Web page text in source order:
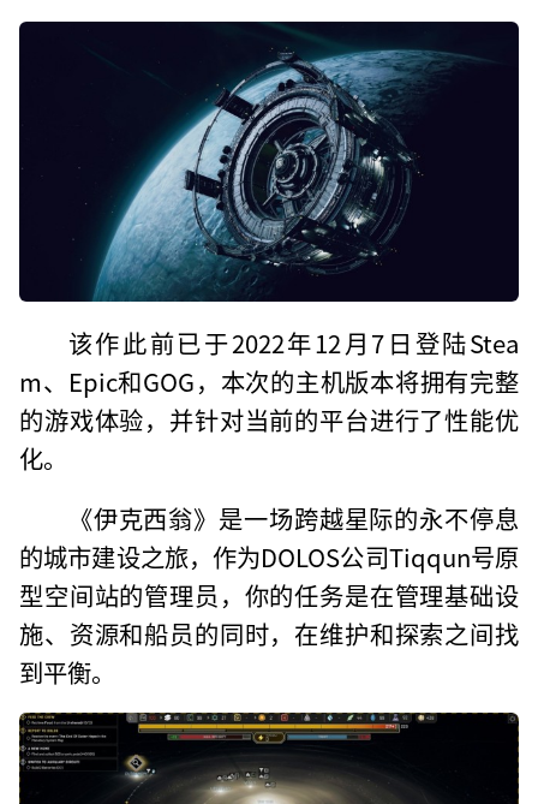
该作此前已于2022年12月7日登陆Stea
m、Epic和GOG，本次的主机版本将拥有完整
的游戏体验，并针对当前的平台进行了性能优
化。
《伊克西翁》是一场跨越星际的永不停息
的城市建设之旅，作为DOLOS公司Tiqqun号原
型空间站的管理员，你的任务是在管理基础设
施、资源和船员的同时，在维护和探索之间找
到平衡。